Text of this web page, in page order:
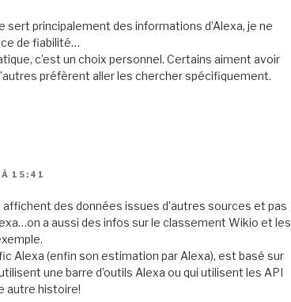
sert principalement des informations d’Alexa, je ne
de fiabilité…
c’est un choix personnel. Certains aiment avoir
préfèrent aller les chercher spécifiquement.
15:41
des données issues d’autres sources et pas
a aussi des infos sur le classement Wikio et les
Alexa (enfin son estimation par Alexa), est basé sur
une barre d’outils Alexa ou qui utilisent les API
autre histoire!